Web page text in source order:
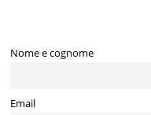
Nome e cognome
Email